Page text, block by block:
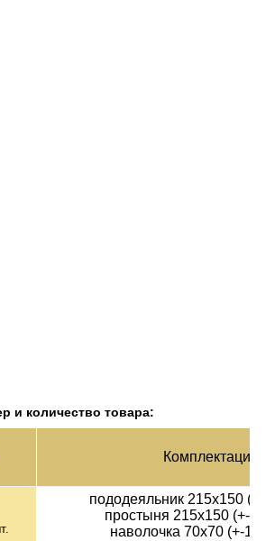
и количество товара:
Ком­плек­тация
пододеяльник 215х150 (+-
простыня 215х150 (+-
наволочка 70х70 (+-